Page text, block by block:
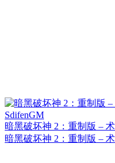
暗黑破坏神 2：重制版 –
暗黑破坏神 2：重制版 –